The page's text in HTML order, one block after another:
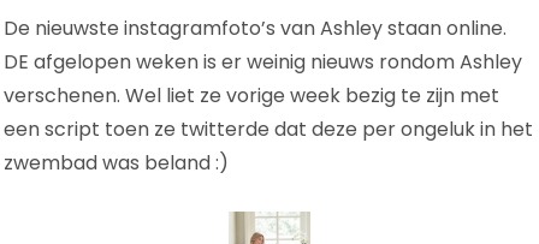
De nieuwste instagramfoto’s van Ashley staan online.
DE afgelopen weken is er weinig nieuws rondom Ashley
verschenen. Wel liet ze vorige week bezig te zijn met
een script toen ze twitterde dat deze per ongeluk in het
zwembad was beland :)